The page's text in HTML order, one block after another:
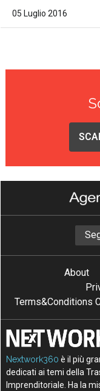
05 Luglio 2016
About
Terms&Conditions
Nextwork360 è il più
dedicati ai temi della
Imprenditoriale. Ha la